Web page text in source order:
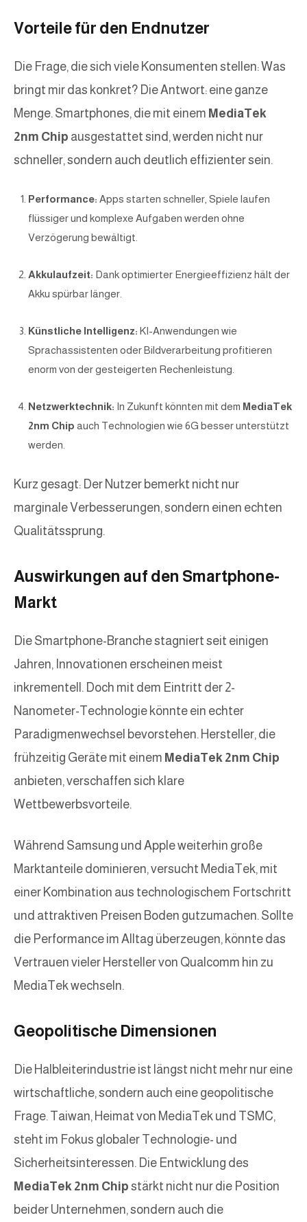
Vorteile für den Endnutzer
Die Frage, die sich viele Konsumenten stellen: Was
bringt mir das konkret? Die Antwort: eine ganze
Menge. Smartphones, die mit einem MediaTek
2nm Chip ausgestattet sind, werden nicht nur
schneller, sondern auch deutlich effizienter sein.
Performance: Apps starten schneller, Spiele laufen
flüssiger und komplexe Aufgaben werden ohne
Verzögerung bewältigt.
Akkulaufzeit: Dank optimierter Energieeffizienz hält der
Akku spürbar länger.
Künstliche Intelligenz: KI-Anwendungen wie
Sprachassistenten oder Bildverarbeitung profitieren
enorm von der gesteigerten Rechenleistung.
Netzwerktechnik: In Zukunft könnten mit dem MediaTek
2nm Chip auch Technologien wie 6G besser unterstützt
werden.
Kurz gesagt: Der Nutzer bemerkt nicht nur
marginale Verbesserungen, sondern einen echten
Qualitätssprung.
Auswirkungen auf den Smartphone-
Markt
Die Smartphone-Branche stagniert seit einigen
Jahren, Innovationen erscheinen meist
inkrementell. Doch mit dem Eintritt der 2-
Nanometer-Technologie könnte ein echter
Paradigmenwechsel bevorstehen. Hersteller, die
frühzeitig Geräte mit einem MediaTek 2nm Chip
anbieten, verschaffen sich klare
Wettbewerbsvorteile.
Während Samsung und Apple weiterhin große
Marktanteile dominieren, versucht MediaTek, mit
einer Kombination aus technologischem Fortschritt
und attraktiven Preisen Boden gutzumachen. Sollte
die Performance im Alltag überzeugen, könnte das
Vertrauen vieler Hersteller von Qualcomm hin zu
MediaTek wechseln.
Geopolitische Dimensionen
Die Halbleiterindustrie ist längst nicht mehr nur eine
wirtschaftliche, sondern auch eine geopolitische
Frage. Taiwan, Heimat von MediaTek und TSMC,
steht im Fokus globaler Technologie- und
Sicherheitsinteressen. Die Entwicklung des
MediaTek 2nm Chip stärkt nicht nur die Position
beider Unternehmen, sondern auch die